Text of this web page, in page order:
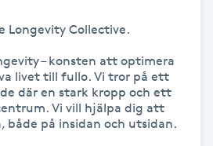
Longevity Collective.
– konsten att optimera
livet till fullo. Vi tror på ett
där en stark kropp och ett
Vi vill hjälpa dig att
både på insidan och utsidan.